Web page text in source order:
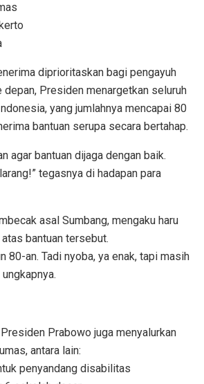
diprioritaskan bagi pengayuh
depan, Presiden menargetkan seluruh
yang jumlahnya mencapai 80
bantuan serupa secara bertahap.
agar bantuan dijaga dengan baik.
tegasnya di hadapan para
asal Sumbang, mengaku haru
bantuan tersebut.
80-an. Tadi nyoba, ya enak, tapi masih
Prabowo juga menyalurkan
antara lain:
penyandang disabilitas